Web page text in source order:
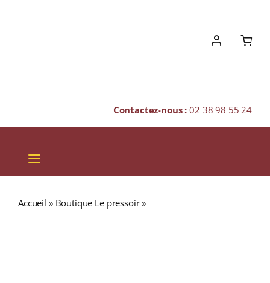
Contactez-nous :02 38 98 55 24
Toggle
Navigation
Accueil » Boutique Le pressoir»